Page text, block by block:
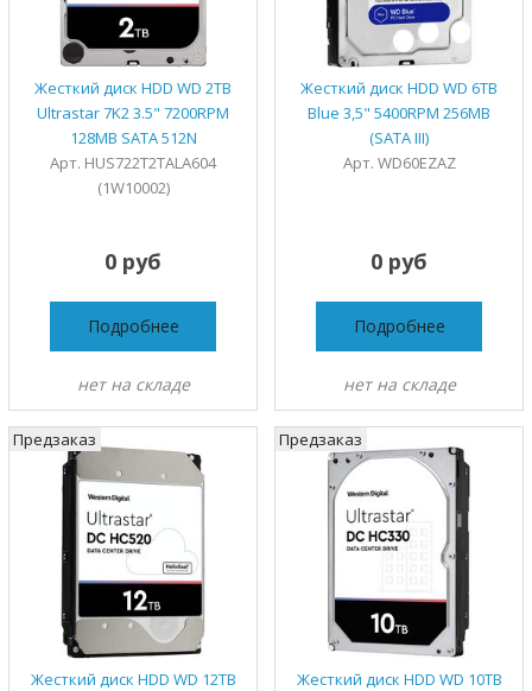
Жесткий диск HDD WD 2TB
Ultrastar 7K2 3.5" 7200RPM
128MB SATA 512N
Арт. HUS722T2TALA604
(1W10002)
0 руб
Подробнее
нет на складе
Жесткий диск HDD WD 6TB
Blue 3,5" 5400RPM 256MB
(SATA III)
Арт. WD60EZAZ
0 руб
Подробнее
нет на складе
Жесткий диск HDD WD 12TB
Предзаказ
Жесткий диск HDD WD 10TB
Предзаказ